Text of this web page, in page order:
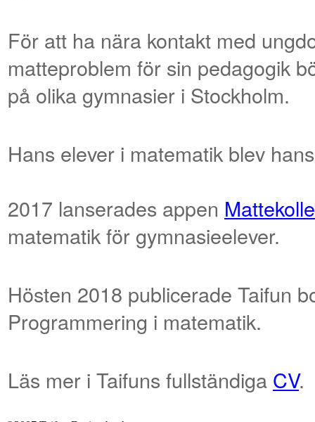
För att ha nära kontakt med
matteproblem för sin pedagogik
på olika gymnasier i Stockholm.
Hans elever i matematik blev
2017 lanserades appen
matematik för gymnasieelever.
Hösten 2018 publicerade Taifun
Programmering i matematik.
Läs mer i Taifuns fullständiga CV.